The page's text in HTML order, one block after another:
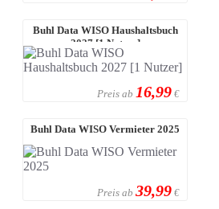
Buhl Data WISO Haushaltsbuch
2027 [1 Nutzer]
Preis ab 16,99 €
Buhl Data WISO Vermieter 2025
Preis ab 39,99 €